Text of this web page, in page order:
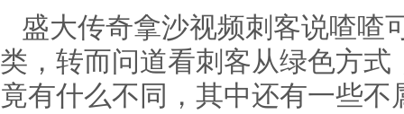
盛大传奇拿沙视频刺客说喳喳
类，转而问道看刺客从绿色方
竟有什么不同，其中还有一些